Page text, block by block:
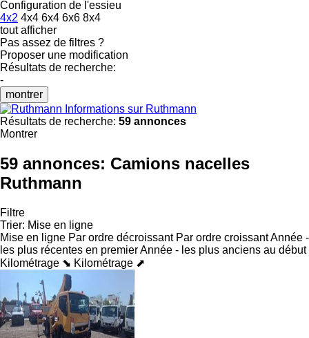
Configuration de l'essieu
4x2 4x4 6x4 6x6 8x4
tout afficher
Pas assez de filtres ?
Proposer une modification
Résultats de recherche:
-
montrer
Informations sur Ruthmann
Résultats de recherche: 59 annonces
Montrer
59 annonces: Camions nacelles
Ruthmann
Filtre
Trier: Mise en ligne
Mise en ligne Par ordre décroissant Par ordre croissantAnnée -
les plus récentes en premierAnnée - les plus anciens au début
Kilométrage ⬊ Kilométrage ⬈